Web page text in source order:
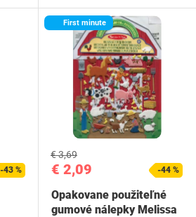
-43 %
First minute
€ 2,09
€ 3,69
-44 %
Opakovane použiteľné
gumové nálepky Melissa